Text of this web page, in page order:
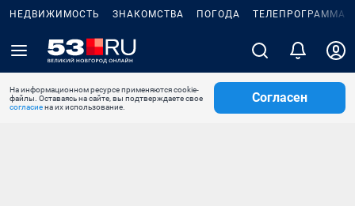
НЕДВИЖИМОСТЬ ЗНАКОМСТВА ПОГОДА ТЕЛЕПРОГРАММА
На информационном ресурсе применяются cookie-
файлы. Оставаясь на сайте, вы подтверждаете свое
согласиена их использование.
Согласен